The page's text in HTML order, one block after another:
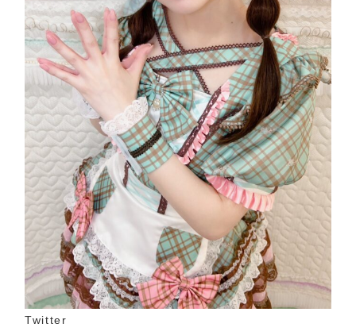
フ
ェ
Twitter